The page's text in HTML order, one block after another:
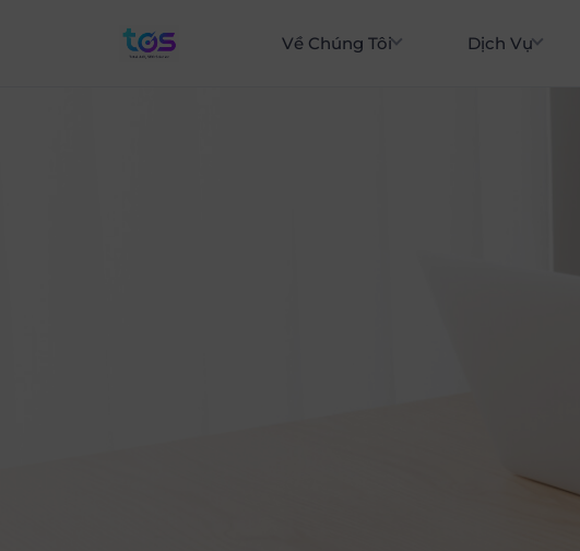
Về Chúng Tôi Dịch Vụ